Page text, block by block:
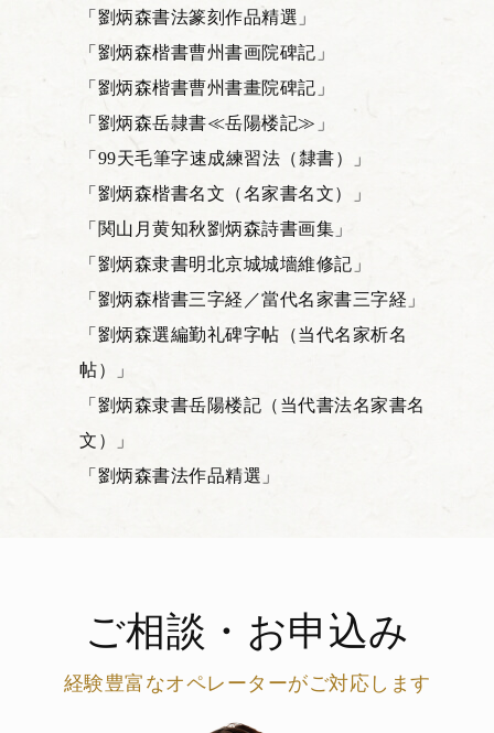
「劉炳森書法篆刻作品精選」
「劉炳森楷書曹州書画院碑記」
「劉炳森楷書曹州書畫院碑記」
「劉炳森岳隷書≪岳陽楼記≫」
「99天毛筆字速成練習法（隸書）」
「劉炳森楷書名文（名家書名文）」
「関山月黄知秋劉炳森詩書画集」
「劉炳森隶書明北京城城墻維修記」
「劉炳森楷書三字経／當代名家書三字経」
「劉炳森選編勤礼碑字帖（当代名家析名
帖）」
「劉炳森隶書岳陽楼記（当代書法名家書名
文）」
「劉炳森書法作品精選」
ご相談・お申込み
経験豊富なオペレーターがご対応します